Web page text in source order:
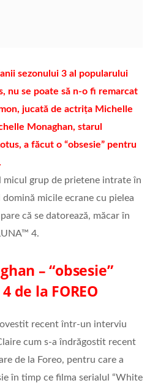
sezonului 3 al popularului
nu se poate să n-o fi remarcat
jucată de actrița Michelle
Monaghan, starul
a făcut o “obsesie” pentru
micul grup de prietene intrate în
micile ecrane cu pielea
că se datorează, măcar în
4.
– “obsesie”
de la FOREO
recent într-un interviu
cum s-a îndrăgostit recent
de la Foreo, pentru care a
în timp ce filma serialul “White